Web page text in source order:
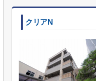
クリアN